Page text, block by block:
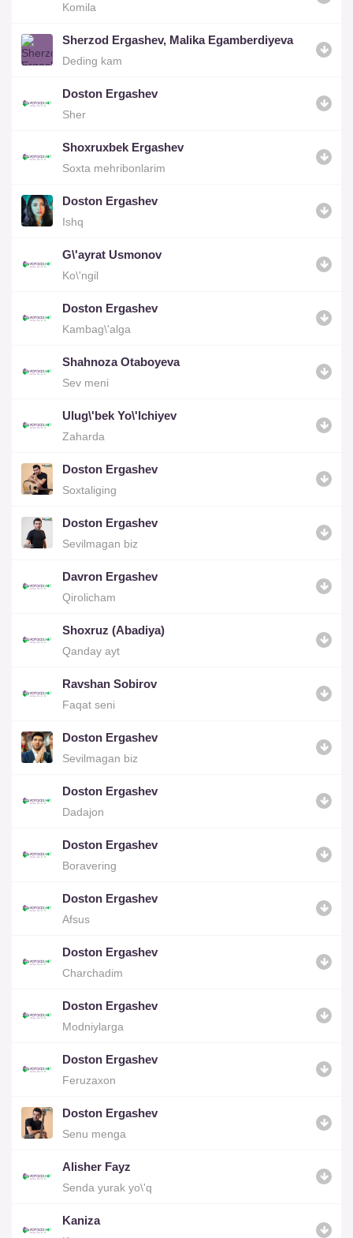
Komila
Sherzod Ergashev, Malika Egamberdiyeva
Deding kam
Doston Ergashev
Sher
Shoxruxbek Ergashev
Soxta mehribonlarim
Doston Ergashev
Ishq
G\'ayrat Usmonov
Ko\'ngil
Doston Ergashev
Kambag\'alga
Shahnoza Otaboyeva
Sev meni
Ulug\'bek Yo\'lchiyev
Zaharda
Doston Ergashev
Soxtaliging
Doston Ergashev
Sevilmagan biz
Davron Ergashev
Qirolicham
Shoxruz (Abadiya)
Qanday ayt
Ravshan Sobirov
Faqat seni
Doston Ergashev
Sevilmagan biz
Doston Ergashev
Dadajon
Doston Ergashev
Boravering
Doston Ergashev
Afsus
Doston Ergashev
Charchadim
Doston Ergashev
Modniylarga
Doston Ergashev
Feruzaxon
Doston Ergashev
Senu menga
Alisher Fayz
Senda yurak yo\'q
Kaniza